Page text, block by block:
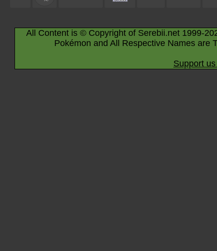
All Content is © Copyright of Serebii.net 1999-
Pokémon and All Respective Names are
Support